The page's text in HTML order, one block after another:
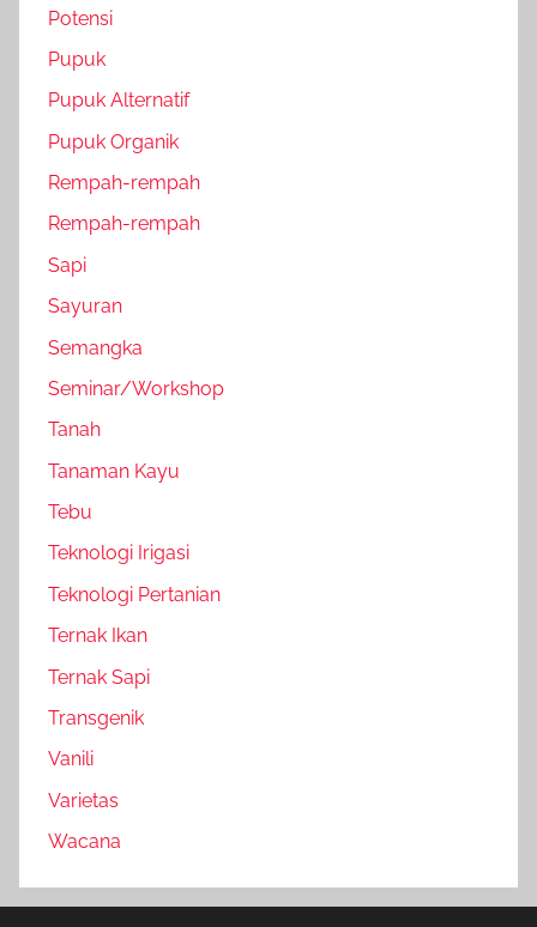
Potensi
Pupuk
Pupuk Alternatif
Pupuk Organik
Rempah-rempah
Rempah-rempah
Sapi
Sayuran
Semangka
Seminar/Workshop
Tanah
Tanaman Kayu
Tebu
Teknologi Irigasi
Teknologi Pertanian
Ternak Ikan
Ternak Sapi
Transgenik
Vanili
Varietas
Wacana